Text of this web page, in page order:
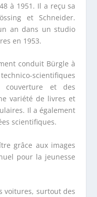
à 1951. Il a reçu sa
et Schneider.
an dans un studio
en 1953.
conduit Bürgle à
scientifiques
et des
variété de livres et
Il a également
scientifiques.
grâce aux images
pour la jeunesse
voitures, surtout des